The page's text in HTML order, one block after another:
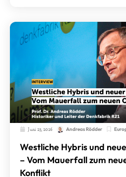
Juni 23, 2026 Andreas Rödder
Westliche Hybris und
– Vom Mauerfall zum
Konflikt